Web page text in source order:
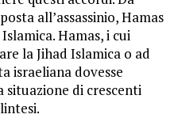
all’assassinio, Hamas
Hamas, i cui
la Jihad Islamica o ad
israeliana dovesse
situazione di crescenti